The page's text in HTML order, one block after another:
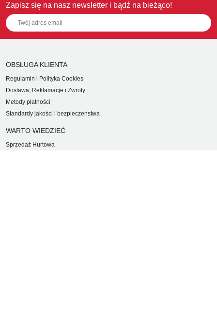
Zapisz się na nasz newsletter i bądź na bieżąco!
OBSŁUGA KLIENTA
Regulamin i Polityka Cookies
Dostawa, Reklamacje i Zwroty
Metody płatności
Standardy jakości i bezpieczeństwa
WARTO WIEDZIEĆ
Sprzedaż Hurtowa